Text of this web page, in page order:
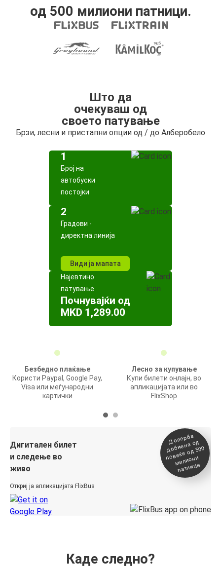
од 500 милиони патници.
Што да
очекуваш од
своето патување
Брзи, лесни и пристапни опции од / до Алберобело
1
Број на
автобуски
постојки
2
Градови -
директна линија
Види ја мапата
Најевтино
патување
Почнувајќи од
MKD 1,289.00
Безбедно плаќање
Користи Paypal, Google Pay,
Visa или меѓународни
картички
Лесно за купување
Купи билети онлајн, во
апликацијата или во
FlixShop
Дигитален билет
и следење во
живо
Откриј ја апликацијата FlixBus
Доверба
добиена о
д
повеќе о
д 500
милиони
патници
Каде следно?